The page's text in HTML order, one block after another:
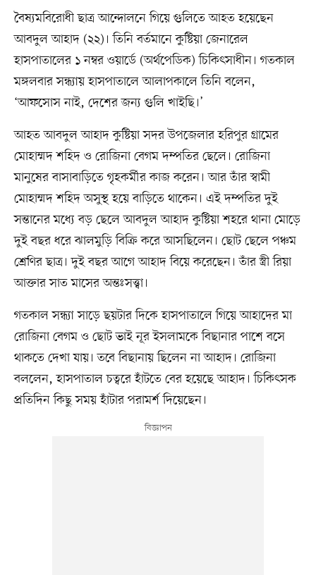
বৈষ্যমবিরোধী ছাত্র আন্দোলনে গিয়ে গুলিতে আহত হয়েছেন
আবদুল আহাদ (২২)। তিনি বর্তমানে কুষ্টিয়া জেনারেল
হাসপাতালের ১ নম্বর ওয়ার্ডে (অর্থপেডিক) চিকিৎসাধীন। গতকাল
মঙ্গলবার সন্ধ্যায় হাসপাতালে আলাপকালে তিনি বলেন,
‘আফসোস নাই, দেশের জন্য গুলি খাইছি।’
আহত আবদুল আহাদ কুষ্টিয়া সদর উপজেলার হরিপুর গ্রামের
মোহাম্মদ শহিদ ও রোজিনা বেগম দম্পতির ছেলে। রোজিনা
মানুষের বাসাবাড়িতে গৃহকর্মীর কাজ করেন। আর তাঁর স্বামী
মোহাম্মদ শহিদ অসুস্থ হয়ে বাড়িতে থাকেন। এই দম্পতির দুই
সন্তানের মধ্যে বড় ছেলে আবদুল আহাদ কুষ্টিয়া শহরে থানা মোড়ে
দুই বছর ধরে ঝালমুড়ি বিক্রি করে আসছিলেন। ছোট ছেলে পঞ্চম
শ্রেণির ছাত্র। দুই বছর আগে আহাদ বিয়ে করেছেন। তাঁর স্ত্রী রিয়া
আক্তার সাত মাসের অন্তঃসত্ত্বা।
গতকাল সন্ধ্যা সাড়ে ছয়টার দিকে হাসপাতালে গিয়ে আহাদের মা
রোজিনা বেগম ও ছোট ভাই নূর ইসলামকে বিছানার পাশে বসে
থাকতে দেখা যায়। তবে বিছানায় ছিলেন না আহাদ। রোজিনা
বললেন, হাসপাতাল চত্বরে হাঁটতে বের হয়েছে আহাদ। চিকিৎসক
প্রতিদিন কিছু সময় হাঁটার পরামর্শ দিয়েছেন।